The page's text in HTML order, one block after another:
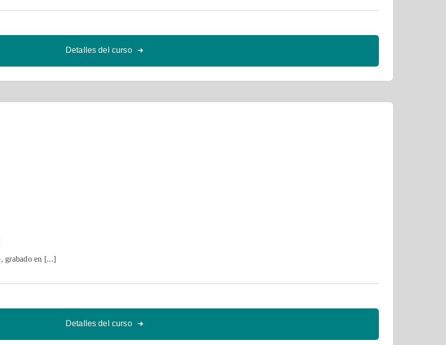
Detalles del curso
Taller de día completo impartido por Urvashi Bailo, grabado en [...]
Detalles del curso